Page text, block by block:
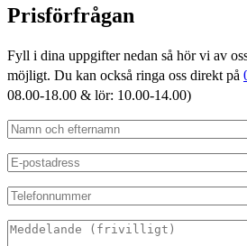
Prisförfrågan
Fyll i dina uppgifter nedan så hör vi av
möjligt. Du kan också ringa oss direkt på
08.00-18.00 & lör: 10.00-14.00)